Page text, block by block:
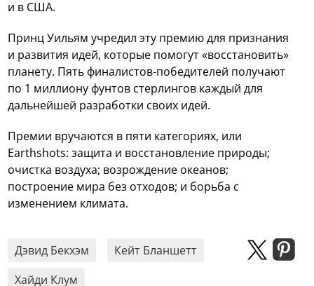
и в США.
Принц Уильям учредил эту премию для признания
и развития идей, которые помогут «восстановить»
планету. Пять финалистов-победителей получают
по 1 миллиону фунтов стерлингов каждый для
дальнейшей разработки своих идей.
Премии вручаются в пяти категориях, или
Earthshots: защита и восстановление природы;
очистка воздуха; возрождение океанов;
построение мира без отходов; и борьба с
изменением климата.
Дэвид Бекхэм
Кейт Бланшетт
Хайди Клум